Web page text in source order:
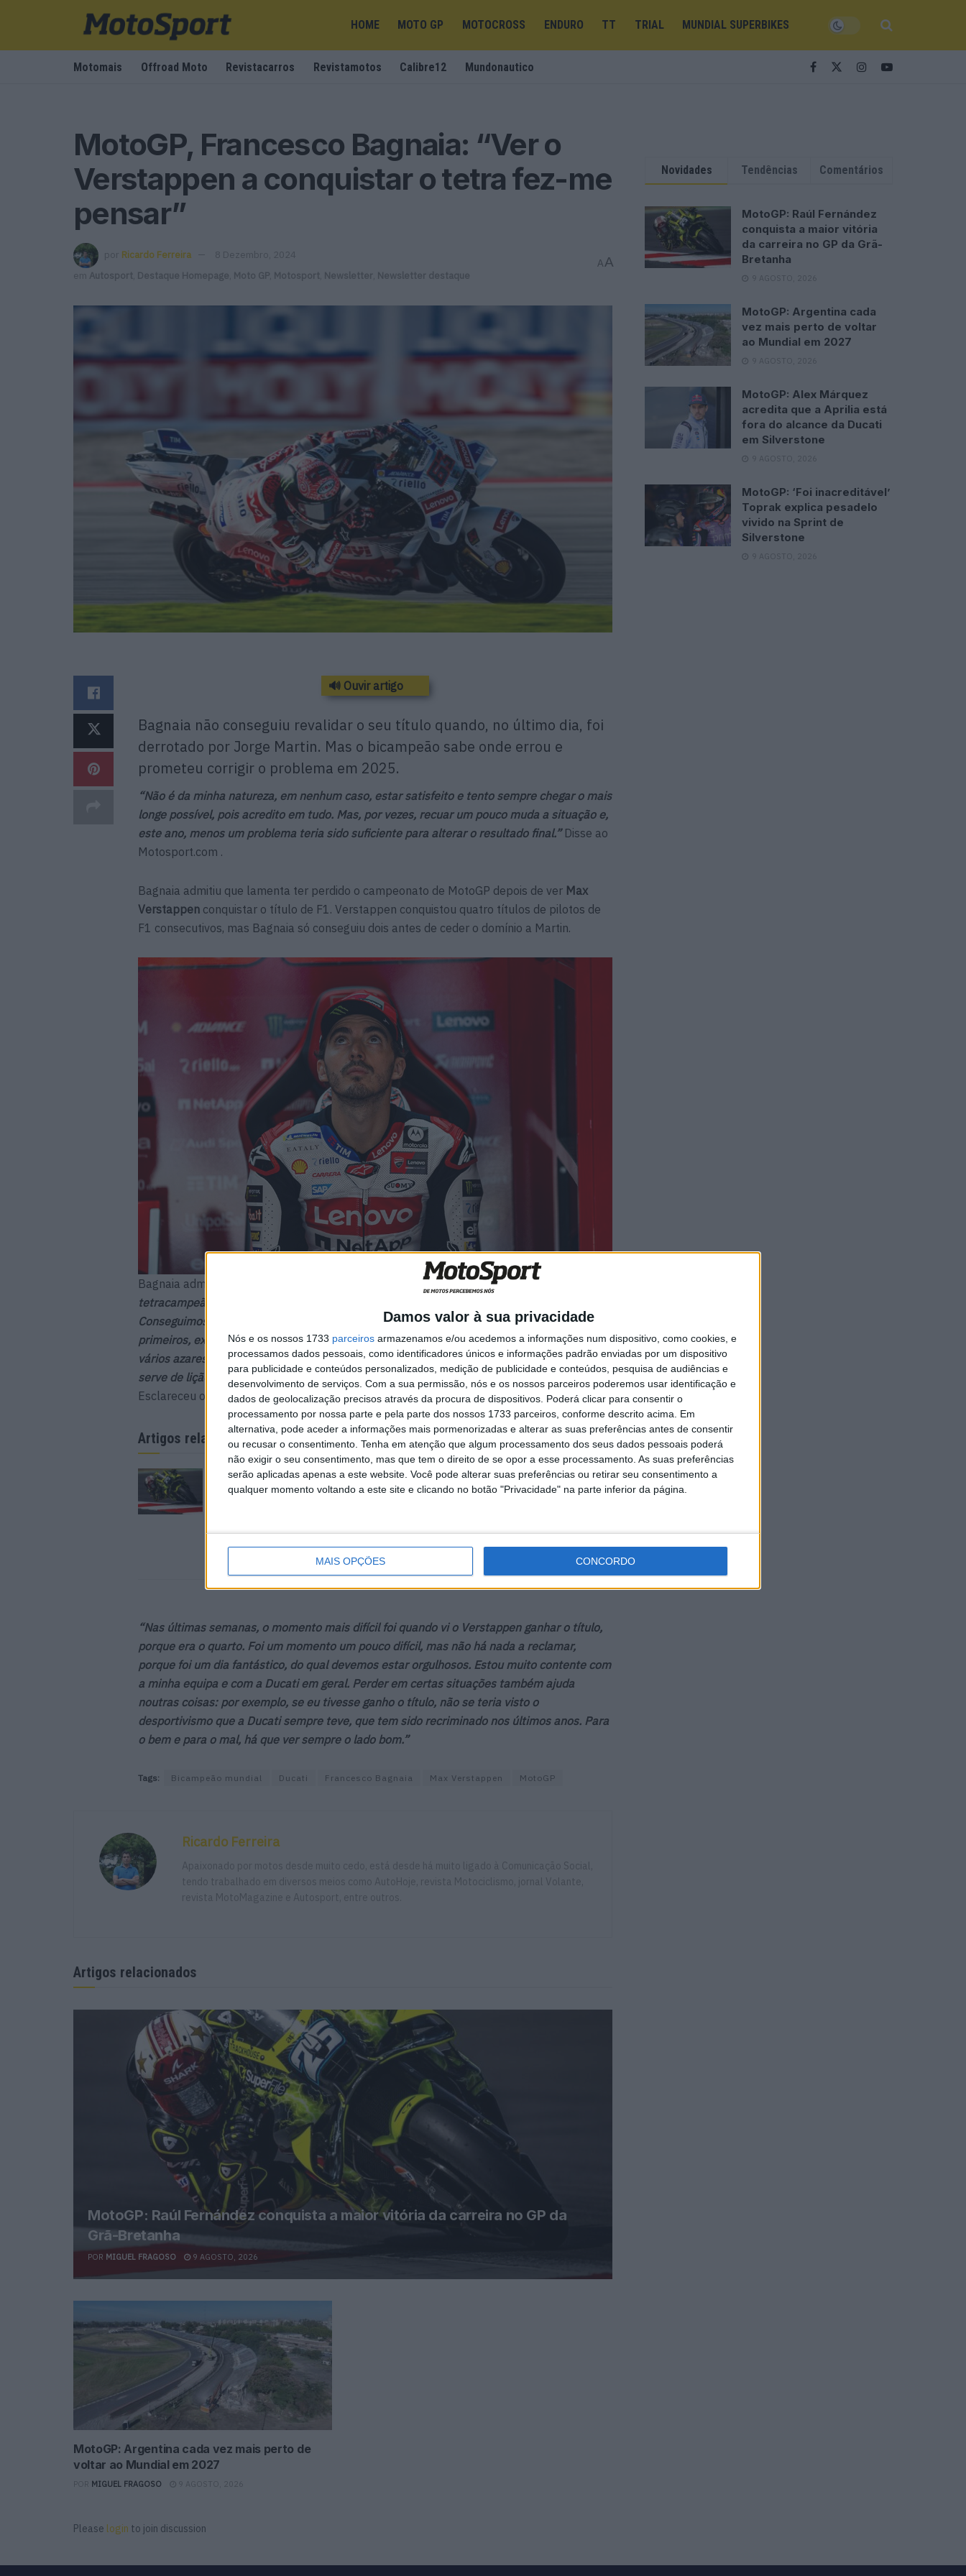
Damos valor à sua privacidade
Nós e os nossos 1733 parceiros armazenamos e/ou acedemos a informações num dispositivo, como cookies, e
processamos dados pessoais, como identificadores únicos e informações padrão enviadas por um dispositivo
para publicidade e conteúdos personalizados, medição de publicidade e conteúdos, pesquisa de audiências e
desenvolvimento de serviços. Com a sua permissão, nós e os nossos parceiros poderemos usar identificação e
dados de geolocalização precisos através da procura de dispositivos. Poderá clicar para consentir o
processamento por nossa parte e pela parte dos nossos 1733 parceiros, conforme descrito acima. Em
alternativa, pode aceder a informações mais pormenorizadas e alterar as suas preferências antes de consentir
ou recusar o consentimento. Tenha em atenção que algum processamento dos seus dados pessoais poderá
não exigir o seu consentimento, mas que tem o direito de se opor a esse processamento. As suas preferências
serão aplicadas apenas a este website. Você pode alterar suas preferências ou retirar seu consentimento a
qualquer momento voltando a este site e clicando no botão "Privacidade" na parte inferior da página.
MAIS OPÇÕES CONCORDO
HOME MOTO GP MOTOCROSS ENDURO TT TRIAL MUNDIAL SUPERBIKES
Motomais Offroad Moto Revistacarros Revistamotos Calibre12 Mundonautico
MotoGP, Francesco Bagnaia: “Ver o
Verstappen a conquistar o tetra fez-me
pensar”
por Ricardo Ferreira
8 Dezembro, 2024
em
Autosport Destaque Homepage Moto GP Motosport Newsletter Newsletter destaque
AA
🔊 Ouvir artigo
Bagnaia não conseguiu revalidar o seu título quando, no último dia, foi
derrotado por Jorge Martin. Mas o bicampeão sabe onde errou e
prometeu corrigir o problema em 2025.
“Não é da minha natureza, em nenhum caso, estar satisfeito e tento sempre chegar o mais
longe possível, pois acredito em tudo. Mas, por vezes, recuar um pouco muda a situação e,
este ano, menos um problema teria sido suficiente para alterar o resultado final.”Disse ao
Motosport.com .
Bagnaia admitiu que lamenta ter perdido o campeonato de MotoGP depois de ver Max
Verstappen conquistar o título de F1. Verstappen conquistou quatro títulos de pilotos de
F1 consecutivos, mas Bagnaia só conseguiu dois antes de ceder o domínio a Martin.
Bagnaia admitiu ter observado Verstappen:
“Pensei no facto de que eu também podia ser
tetracampeão mundial e isso fez-me voltar um pouco a pensar na nossa temporada.
Conseguimos muito e sempre que terminámos a corrida ficámos sempre entre os três
primeiros, excluindo Austin, e isso é um grande resultado. Cair ou, em todo o caso, ter tido
vários azares, como aconteceu, não ajudou certamente. Mas, em certas situações, perder
serve de lição e sabemos perfeitamente o que fazer para não voltar a cometer erros.”
Esclareceu o turinense de 27 anos.
Artigos relacionados
MotoGP: Raúl Fernández
conquista a maior vitória da
9 AGOSTO, 2026
MotoGP: Argentina cada vez
mais perto de voltar ao
“Nas últimas semanas, o momento mais difícil foi quando vi o Verstappen ganhar o título,
porque era o quarto. Foi um momento um pouco difícil, mas não há nada a reclamar,
porque foi um dia fantástico, do qual devemos estar orgulhosos. Estou muito contente com
a minha equipa e com a Ducati em geral. Perder em certas situações também ajuda
noutras coisas: por exemplo, se eu tivesse ganho o título, não se teria visto o
desportivismo que a Ducati sempre teve, que tem sido recriminado nos últimos anos. Para
o bem e para o mal, há que ver sempre o lado bom.”
Tags: Bicampeão mundial Ducati Francesco Bagnaia Max Verstappen MotoGP
Ricardo Ferreira
Apaixonado por motos desde muito cedo, está desde há muito ligado à Comunicação Social,
tendo trabalhado em diversos meios como AutoHoje, revista Motociclismo, jornal Volante,
revista MotoMagazine e Autosport, entre outros.
Artigos relacionados
MotoGP: Raúl Fernández conquista a maior vitória da carreira no GP da
Grã-Bretanha
POR MIGUEL FRAGOSO 9 AGOSTO, 2026
MotoGP: Argentina cada vez mais perto de
voltar ao Mundial em 2027
MIGUEL FRAGOSO 9 AGOSTO, 2026
Please login to join discussion
Novidades Tendências Comentários
MotoGP: Raúl Fernández
conquista a maior vitória
da carreira no GP da Grã-
Bretanha
9 AGOSTO, 2026
MotoGP: Argentina cada
vez mais perto de voltar
ao Mundial em 2027
9 AGOSTO, 2026
MotoGP: Alex Márquez
acredita que a Aprilia está
fora do alcance da Ducati
em Silverstone
9 AGOSTO, 2026
MotoGP: ‘Foi inacreditável’
Toprak explica pesadelo
vivido na Sprint de
Silverstone
9 AGOSTO, 2026